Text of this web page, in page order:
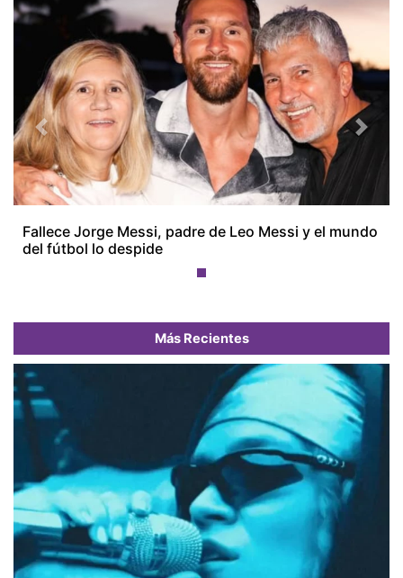
Fallece Jorge Messi, padre de Leo Messi y el mundo
del fútbol lo despide
Previous Next
Más Recientes